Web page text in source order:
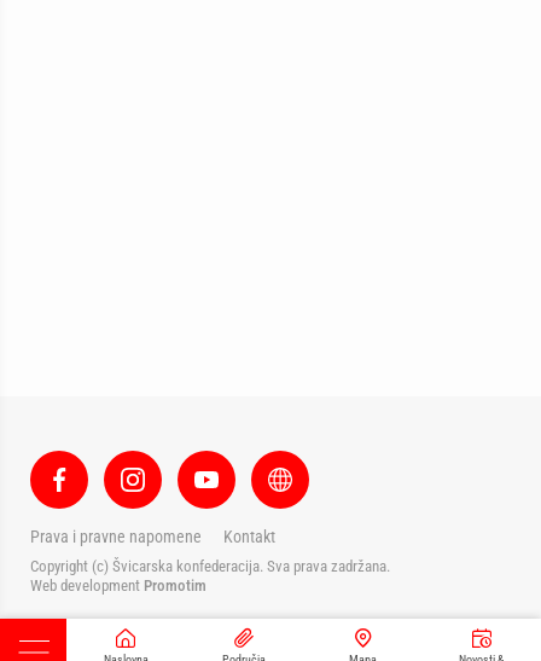
Prava i pravne napomene Kontakt
Copyright (c) Švicarska konfederacija. Sva prava zadržana.
Web development Promotim